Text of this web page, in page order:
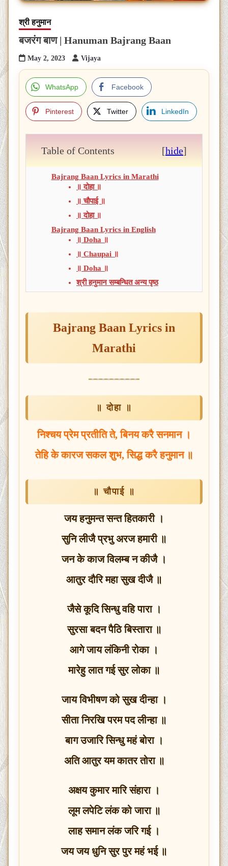
श्री हनुमान
बजरंग बाण | Hanuman Bajrang Baan
May 2, 2023 Vijaya
WhatsApp Facebook
Pinterest Twitter LinkedIn
Table of Contents [hide]
Bajrang Baan Lyrics in Marathi
॥ दोहा ॥
॥ चौपाई ॥
॥ दोहा ॥
Bajrang Baan Lyrics in English
॥ Doha ॥
॥ Chaupai ॥
॥ Doha ॥
श्री हनुमान सम्बन्धित अन्य पृष्ठ
Bajrang Baan Lyrics in
Marathi
॥ दोहा ॥
निश्चय प्रेम प्रतीति ते, बिनय करै सनमान ।
तेहि के कारज सकल शुभ, सिद्ध करै हनुमान ॥
॥ चौपाई ॥
जय हनुमन्त सन्त हितकारी ।
सुनि लीजै प्रभु अरज हमारी ॥
जन के काज विलम्ब न कीजै ।
आतुर दौरि महा सुख दीजै ॥
जैसे कूदि सिन्धु वहि पारा ।
सुरसा बदन पैठि बिस्तारा ॥
आगे जाय लंकिनी रोका ।
मारेहु लात गई सुर लोका ॥
जाय विभीषण को सुख दीन्हा ।
सीता निरखि परम पद लीन्हा ॥
बाग उजारि सिन्धु महं बोरा ।
अति आतुर यम कातर तोरा ॥
अक्षय कुमार मारि संहारा ।
लूम लपेटि लंक को जारा ॥
लाह समान लंक जरि गई ।
जय जय धुनि सुर पुर महं भई ॥